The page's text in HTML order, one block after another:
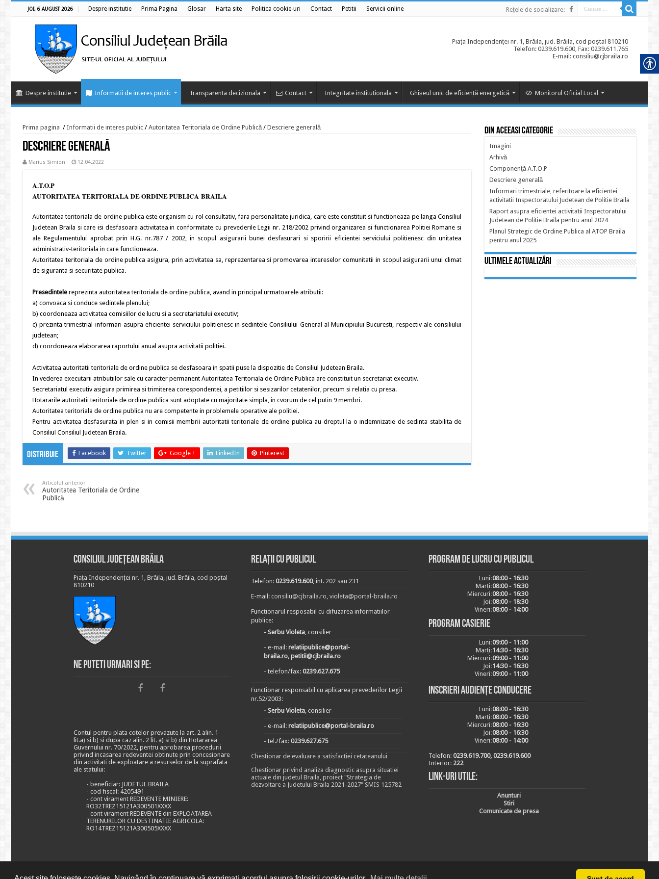
JOI, 6 AUGUST 2026 Despre institutie Prima Pagina Glosar Harta site Politica cookie-uri Contact Petitii Servicii online Rețele de socializare:
Piața Independenței nr. 1, Brăila, jud. Brăila, cod poștal 810210
Telefon: 0239.619.600, Fax: 0239.611.765
E-mail: consiliu@cjbraila.ro
Despre institutie Informatii de interes public Transparenta decizionala Contact Integritate institutionala Ghișeul unic de eficiență energetică Monitorul Oficial Local
Prima pagina / Informatii de interes public / Autoritatea Teritoriala de Ordine Publică / Descriere generală
Descriere generală
Marius Simion 12.04.2022
A.T.O.P
AUTORITATEA TERITORIALA DE ORDINE PUBLICA BRAILA
Autoritatea teritoriala de ordine publica este organism cu rol consultativ, fara personalitate juridica, care este constituit si functioneaza pe langa Consiliul
Judetean Braila si care isi desfasoara activitatea in conformitate cu prevederile Legii nr. 218/2002 privind organizarea si functionarea Politiei Romane si
ale Regulamentului aprobat prin H.G. nr.787 / 2002, in scopul asigurarii bunei desfasurari si sporirii eficientei serviciului politienesc din unitatea
administrativ-teritoriala in care functioneaza.
Autoritatea teritoriala de ordine publica asigura, prin activitatea sa, reprezentarea si promovarea intereselor comunitatii in scopul asigurarii unui climat
de siguranta si securitate publica.
Presedintele reprezinta autoritatea teritoriala de ordine publica, avand in principal urmatoarele atributii:
a) convoaca si conduce sedintele plenului;
b) coordoneaza activitatea comisiilor de lucru si a secretariatului executiv;
c) prezinta trimestrial informari asupra eficientei serviciului politienesc in sedintele Consiliului General al Municipiului Bucuresti, respectiv ale consiliului
judetean;
d) coordoneaza elaborarea raportului anual asupra activitatii politiei.
Activitatea autoritatii teritoriale de ordine publica se desfasoara in spatii puse la dispozitie de Consiliul Judetean Braila.
In vederea executarii atributiilor sale cu caracter permanent Autoritatea Teritoriala de Ordine Publica are constituit un secretariat executiv.
Secretariatul executiv asigura primirea si trimiterea corespondentei, a petitiilor si sesizarilor cetatenilor, precum si relatia cu presa.
Hotararile autoritatii teritoriale de ordine publica sunt adoptate cu majoritate simpla, in cvorum de cel putin 9 membri.
Autoritatea teritoriala de ordine publica nu are competente in problemele operative ale politiei.
Pentru activitatea desfasurata in plen si in comisii membrii autoritatii teritoriale de ordine publica au dreptul la o indemnizatie de sedinta stabilita de
Consiliul Consiliul Judetean Braila.
Distribuie Facebook Twitter Google + LinkedIn Pinterest
Articolul anterior
Autoritatea Teritoriala de Ordine
Publică
Din aceeasi categorie
Imagini
Arhivă
Componenţă A.T.O.P
Descriere generală
Informari trimestriale, referitoare la eficientei
activitatii Inspectoratului Judetean de Politie Braila
Raport asupra eficientei activitatii Inspectoratului
Judetean de Politie Braila pentru anul 2024
Planul Strategic de Ordine Publica al ATOP Braila
pentru anul 2025
Ultimele actualizări
Consiliul Județean Brăila
Piața Independenței nr. 1, Brăila, jud. Brăila, cod poștal
810210
Ne puteti urmari si pe:
Contul pentru plata cotelor prevazute la art. 2 alin. 1
lit.a) si b) si dupa caz alin. 2 lit. a) si b) din Hotararea
Guvernului nr. 70/2022, pentru aprobarea procedurii
privind incasarea redeventei obtinute prin concesionare
din activitati de exploatare a resurselor de la suprafata
ale statului:
- beneficiar: JUDETUL BRAILA
- cod fiscal: 4205491
- cont virament REDEVENTE MINIERE:
RO32TREZ15121A300501XXXX
- cont virament REDEVENTE din EXPLOATAREA
TERENURILOR CU DESTINATIE AGRICOLA:
RO14TREZ15121A300505XXXX
Relații cu publicul
Telefon: 0239.619.600, int. 202 sau 231
E-mail: consiliu@cjbraila.ro, violeta@portal-braila.ro
Functionarul resposabil cu difuzarea informatiilor
publice:
- Serbu Violeta, consilier
- e-mail: relatiipublice@portal-
braila.ro, petitii@cjbraila.ro
- telefon/fax: 0239.627.675
Functionar responsabil cu aplicarea prevederilor Legii
nr.52/2003:
- Serbu Violeta, consilier
- e-mail: relatiipublice@portal-braila.ro
- tel./fax: 0239.627.675
Chestionar de evaluare a satisfactiei cetateanului
Chestionar privind analiza diagnostic asupra situatiei
actuale din judetul Braila, proiect "Strategia de
dezvoltare a Judetului Braila 2021-2027" SMIS 125782
Program de lucru cu publicul
Luni:08:00 - 16:30
Marți:08:00 - 16:30
Miercuri:08:00 - 16:30
Joi:08:00 - 18:30
Vineri:08:00 - 14:00
Program casierie
Luni:09:00 - 11:00
Marți:14:30 - 16:30
Miercuri:09:00 - 11:00
Joi:14:30 - 16:30
Vineri:09:00 - 11:00
Inscrieri audiențe conducere
Luni:08:00 - 16:30
Marți:08:00 - 16:30
Miercuri:08:00 - 16:30
Joi:08:00 - 16:30
Vineri:08:00 - 14:00
Telefon: 0239.619.700, 0239.619.600
Interior: 222
Link-uri utile:
Anunturi
Stiri
Comunicate de presa